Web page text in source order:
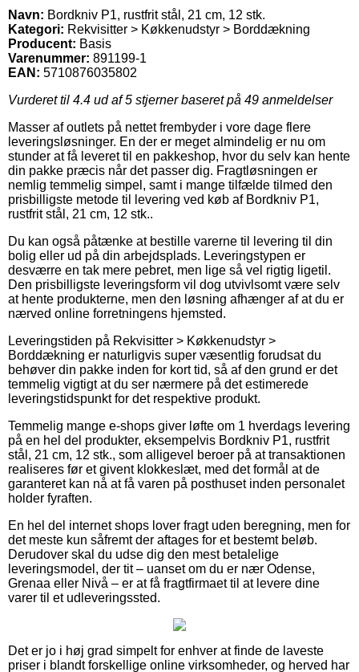
Navn: Bordkniv P1, rustfrit stål, 21 cm, 12 stk.
Kategori: Rekvisitter > Køkkenudstyr > Borddækning
Producent: Basis
Varenummer: 891199-1
EAN: 5710876035802
Vurderet til 4.4 ud af 5 stjerner baseret på 49 anmeldelser
Masser af outlets på nettet frembyder i vore dage flere
leveringsløsninger. En der er meget almindelig er nu om
stunder at få leveret til en pakkeshop, hvor du selv kan hente
din pakke præcis når det passer dig. Fragtløsningen er
nemlig temmelig simpel, samt i mange tilfælde tilmed den
prisbilligste metode til levering ved køb af Bordkniv P1,
rustfrit stål, 21 cm, 12 stk..
Du kan også påtænke at bestille varerne til levering til din
bolig eller ud på din arbejdsplads. Leveringstypen er
desværre en tak mere pebret, men lige så vel rigtig ligetil.
Den prisbilligste leveringsform vil dog utvivlsomt være selv
at hente produkterne, men den løsning afhænger af at du er
nærved online forretningens hjemsted.
Leveringstiden på Rekvisitter > Køkkenudstyr >
Borddækning er naturligvis super væsentlig forudsat du
behøver din pakke inden for kort tid, så af den grund er det
temmelig vigtigt at du ser nærmere på det estimerede
leveringstidspunkt for det respektive produkt.
Temmelig mange e-shops giver løfte om 1 hverdags levering
på en hel del produkter, eksempelvis Bordkniv P1, rustfrit
stål, 21 cm, 12 stk., som alligevel beroer på at transaktionen
realiseres før et givent klokkeslæt, med det formål at de
garanteret kan nå at få varen på posthuset inden personalet
holder fyraften.
En hel del internet shops lover fragt uden beregning, men for
det meste kun såfremt der aftages for et bestemt beløb.
Derudover skal du udse dig den mest betalelige
leveringsmodel, der tit – uanset om du er nær Odense,
Grenaa eller Nivå – er at få fragtfirmaet til at levere dine
varer til et udleveringssted.
Det er jo i høj grad simpelt for enhver at finde de laveste
priser i blandt forskellige online virksomheder, og herved har